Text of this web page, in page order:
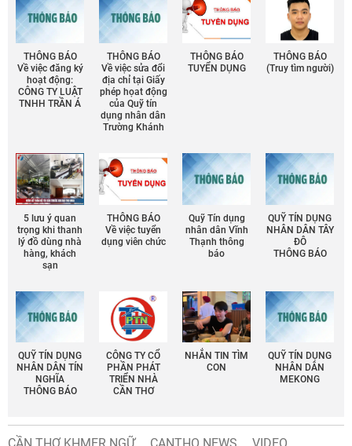
THÔNG BÁO
Về việc đăng ký
hoạt động:
CÔNG TY LUẬT
TNHH TRẦN Á
THÔNG BÁO
Về việc sửa đổi
địa chỉ tại Giấy
phép họat động
của Quỹ tín
dụng nhân dân
Trường Khánh
THÔNG BÁO
TUYỂN DỤNG
THÔNG BÁO
(Truy tìm người)
5 lưu ý quan
trọng khi thanh
lý đồ dùng nhà
hàng, khách
sạn
THÔNG BÁO
Về việc tuyển
dụng viên chức
Quỹ Tín dụng
nhân dân Vĩnh
Thạnh thông
báo
QUỸ TÍN DỤNG
NHÂN DÂN TÂY
ĐÔ
THÔNG BÁO
QUỸ TÍN DỤNG
NHÂN DÂN TÍN
NGHĨA
THÔNG BÁO
CÔNG TY CỔ
PHẦN PHÁT
TRIỂN NHÀ
CẦN THƠ
NHẮN TIN TÌM
CON
QUỸ TÍN DỤNG
NHÂN DÂN
MEKONG